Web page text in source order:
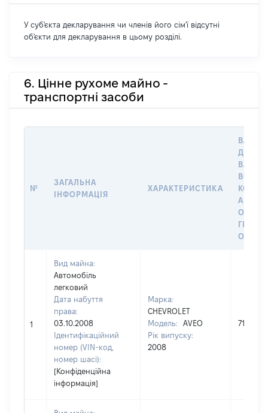
У суб'єкта декларування чи членів його сім'ї відсутні
об'єкти для декларування в цьому розділі.
6. Цінне рухоме майно -
транспортні засоби
№
ЗАГАЛЬНА
ІНФОРМАЦІЯ
ХАРАКТЕРИСТИКА
ДАТУ
АБО
1
Вид майна:
Автомобіль
легковий
Дата набуття
права:
03.10.2008
Ідентифікаційний
номер (VIN-код,
номер шасі):
[Конфіденційна
інформація]
Марка:
CHEVROLET
Модель:
AVEO
Рік випуску:
2008
71800